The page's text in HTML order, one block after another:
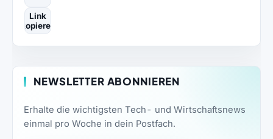
Link
kopieren
NEWSLETTER ABONNIEREN
Erhalte die wichtigsten Tech- und Wirtschaftsnews
einmal pro Woche in dein Postfach.